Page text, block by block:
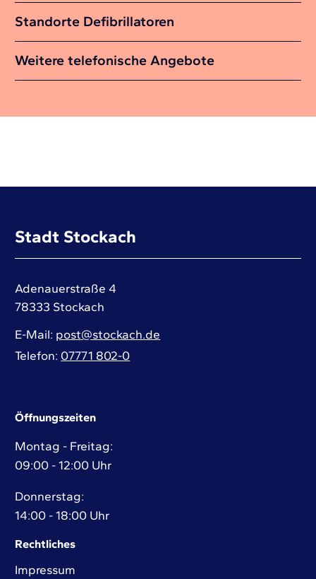
Standorte Defibrillatoren
Weitere telefonische Angebote
Stadt Stockach
Adenauerstraße 4
78333 Stockach
E-Mail post@stockach.de
Telefon 07771 802-0
Öffnungszeiten
Montag - Freitag:
09:00 - 12:00 Uhr
Donnerstag:
14:00 - 18:00 Uhr
Rechtliches
Impressum